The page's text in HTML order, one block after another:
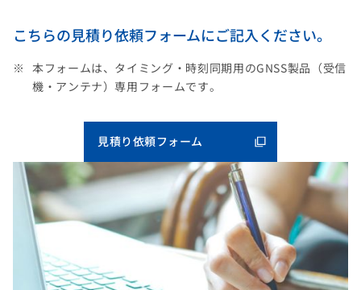
こちらの見積り依頼フォームにご記入ください。
本フォームは、タイミング・時刻同期用のGNSS製品（受信
機・アンテナ）専用フォームです。
見積り依頼フォーム